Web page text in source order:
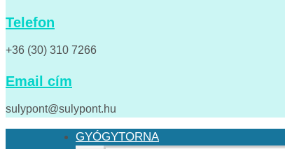
Telefon
+36 (30) 310 7266
Email cím
sulypont@sulypont.hu
GYÓGYTORNA